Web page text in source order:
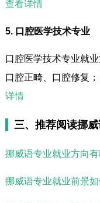
查看详情
5. 口腔医学技术专业
口腔医学技术专业就
口腔正畸、口腔修复
详情
三、推荐阅读挪
挪威语专业就业方向有
挪威语专业就业前景如